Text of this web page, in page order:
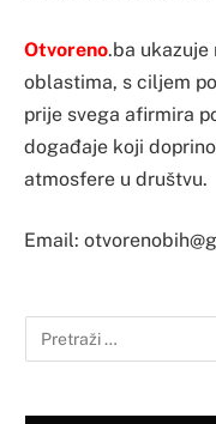
Otvoreno.ba
oblastima, s ciljem
prije svega afirmira
događaje koji
atmosfere u društvu.
Email: